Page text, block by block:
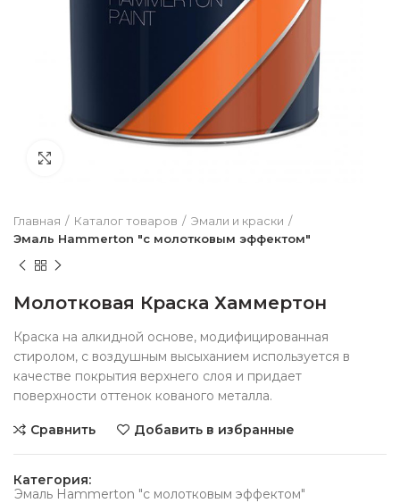
Главная Каталог товаров
Эмали и краски
Эмаль Hammerton "c молотковым эффектом"
Молотковая Краска Хаммертон
Краска на алкидной основе, модифицированная
стиролом, с воздушным высыханием используется в
качестве покрытия верхнего слоя и придает
поверхности оттенок кованого металла.
Сравнить Добавить в избранные
Категория:
Эмаль Hammerton "c молотковым эффектом"